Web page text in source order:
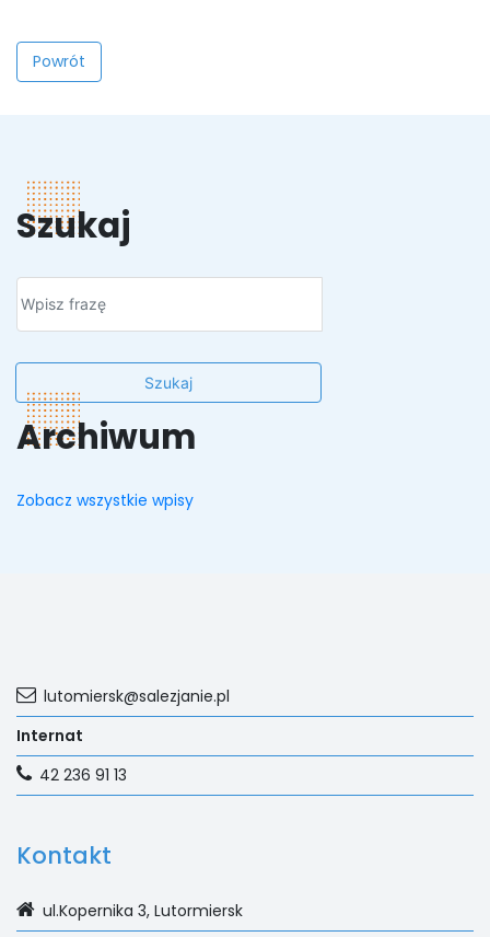
Powrót
Szukaj
Archiwum
Zobacz wszystkie wpisy
Kontakt
ul.Kopernika 3, Lutormiersk
lutomiersk@salezjanie.pl
Internat
42 236 91 13